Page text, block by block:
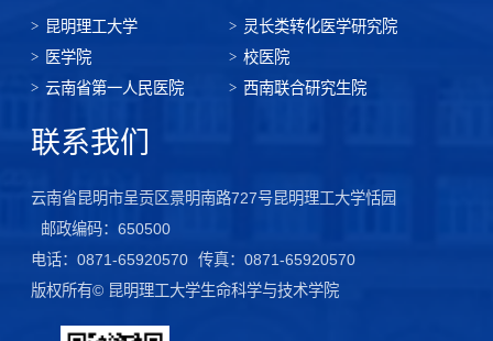
昆明理工大学
灵长类转化医学研究院
医学院
校医院
云南省第一人民医院
西南联合研究生院
联系我们
云南省昆明市呈贡区景明南路727号昆明理工大学恬园
邮政编码：650500
电话：0871-65920570 传真：0871-65920570
版权所有© 昆明理工大学生命科学与技术学院